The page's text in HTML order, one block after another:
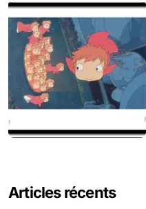
Articles récents